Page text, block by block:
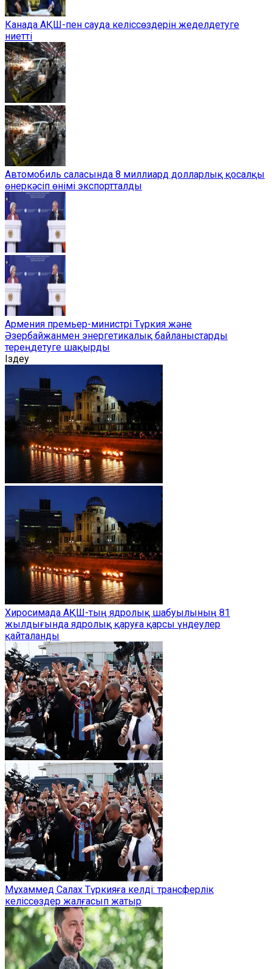
Канада АҚШ-пен сауда келіссөздерін жеделдетуге
ниетті
Автомобиль саласында 8 миллиард долларлық қосалқы
өнеркәсіп өнімі экспортталды
Армения премьер-министрі Түркия және
Әзербайжанмен энергетикалық байланыстарды
тереңдетуге шақырды
Іздеу
Хиросимада АҚШ-тың ядролық шабуылының 81
жылдығында ядролық қаруға қарсы үндеулер
қайталанды
Мұхаммед Салах Түркияға келді: трансферлік
келіссөздер жалғасып жатыр